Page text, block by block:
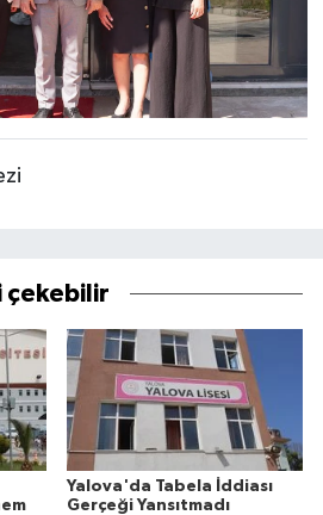
çekebilir
Yalova'da Tabela İddiası
Gerçeği Yansıtmadı